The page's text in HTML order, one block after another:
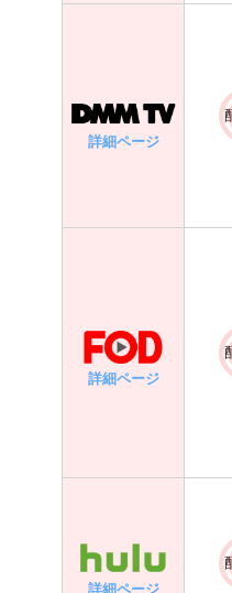
詳細ページ
詳細ページ
詳細ページ